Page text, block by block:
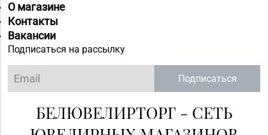
О магазине
Контакты
Вакансии
Подписаться на рассылку
Подписаться
БЕЛЮВЕЛИРТОРГ - СЕТЬ